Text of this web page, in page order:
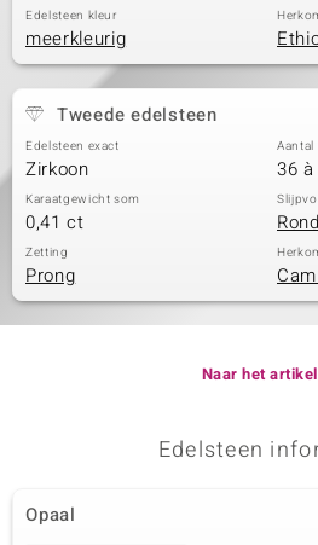
Edelsteen kleur
meerkleurig
Tweede edelsteen
Edelsteen exact
Zirkoon
Aantal
36
Karaatgewicht som
0,41 ct
Zetting
Prong
Naar het artikel
Edelsteen
Opaal